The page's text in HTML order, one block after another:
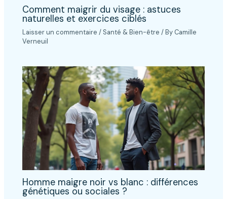
Comment maigrir du visage : astuces
naturelles et exercices ciblés
Laisser un commentaire / Santé & Bien-être / By Camille
Verneuil
Homme maigre noir vs blanc : différences
génétiques ou sociales ?